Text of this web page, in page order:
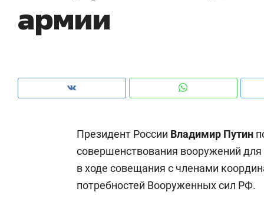
армии
Президент России Владимир Путин
совершенствования вооружений
в ходе совещания с членами
потребностей Вооруженных сил РФ.
Рекомендуем
Как ГК «МИР ГРУПП» и ВТБ
создают оазис жилого
комфорта под Казанью
Рекомендуем
150 камер
ID вместо